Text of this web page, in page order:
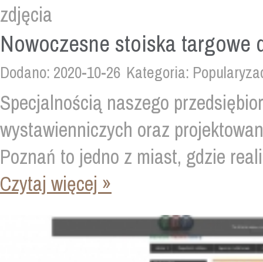
Nowoczesne stoiska targowe
Dodano: 2020-10-26 Kategoria:
Specjalnością naszego
wystawienniczych oraz
Poznań to jedno z miast, gdzie
Czytaj więcej »